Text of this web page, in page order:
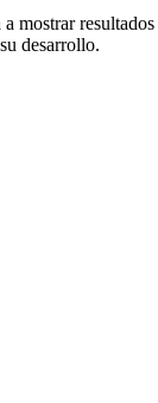
mostrar
desarrollo.